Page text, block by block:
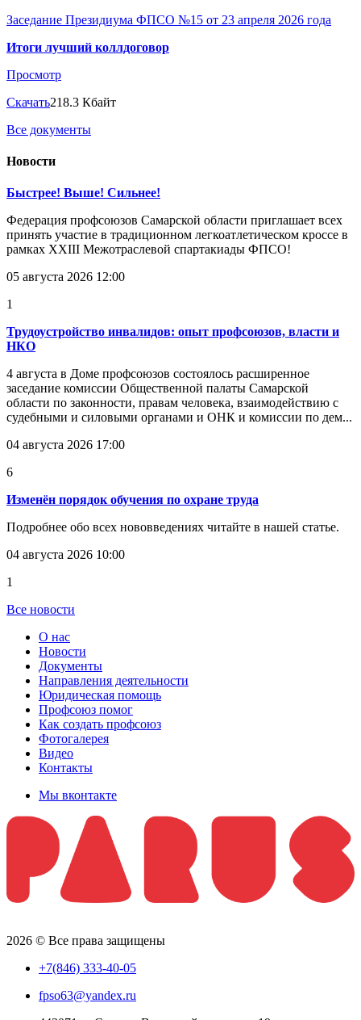
Заседание Президиума ФПСО №15 от 23 апреля 2026 года
Итоги лучший коллдоговор
Просмотр
Скачать218.3 Кбайт
Все документы
Новости
Быстрее! Выше! Сильнее!
Федерация профсоюзов Самарской области приглашает всех
принять участие в традиционном легкоатлетическом кроссе в
рамках XXIII Межотраслевой спартакиады ФПСО!
05 августа 2026 12:00
1
Трудоустройство инвалидов: опыт профсоюзов, власти и
НКО
4 августа в Доме профсоюзов состоялось расширенное
заседание комиссии Общественной палаты Самарской
области по законности, правам человека, взаимодействию с
судебными и силовыми органами и ОНК и комиссии по дем...
04 августа 2026 17:00
6
Изменён порядок обучения по охране труда
Подробнее обо всех нововведениях читайте в нашей статье.
04 августа 2026 10:00
1
Все новости
О нас
Новости
Документы
Направления деятельности
Юридическая помощь
Профсоюз помог
Как создать профсоюз
Фотогалерея
Видео
Контакты
Мы вконтакте
2026 © Все права защищены
+7(846) 333-40-05
fpso63@yandex.ru